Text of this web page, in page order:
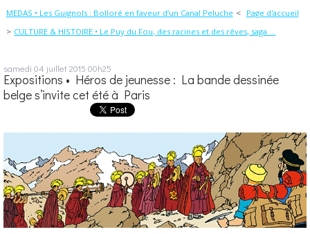
MEDAS • Les Guignols : Bolloré en faveur d’un Canal Peluche
Page d'accueil
CULTURE & HISTOIRE • Le Puy du Fou, des racines et des rêves, saga ...
samedi 04 juillet 2015 00h25
Expositions • Héros de jeunesse : La bande dessinée
belge s’invite cet été à Paris